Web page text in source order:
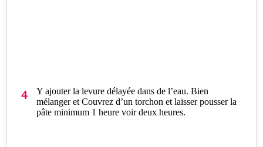
Y ajouter la levure délayée dans de l’eau. Bien
mélanger et Couvrez d’un torchon et laisser pousser la
pâte minimum 1 heure voir deux heures.